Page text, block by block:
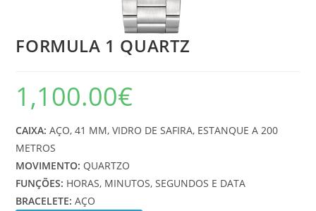
FORMULA 1 QUARTZ
1,100.00€
CAIXA: AÇO, 41 MM, VIDRO DE SAFIRA, ESTANQUE A 200
METROS
MOVIMENTO: QUARTZO
FUNÇÕES: HORAS, MINUTOS, SEGUNDOS E DATA
BRACELETE: AÇO